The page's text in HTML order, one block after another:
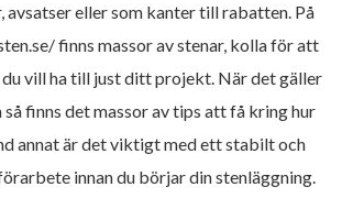
avsatser eller som kanter till rabatten. På
finns massor av stenar, kolla för att
vill ha till just ditt projekt. När det gäller
finns det massor av tips att få kring hur
annat är det viktigt med ett stabilt och
innan du börjar din stenläggning.